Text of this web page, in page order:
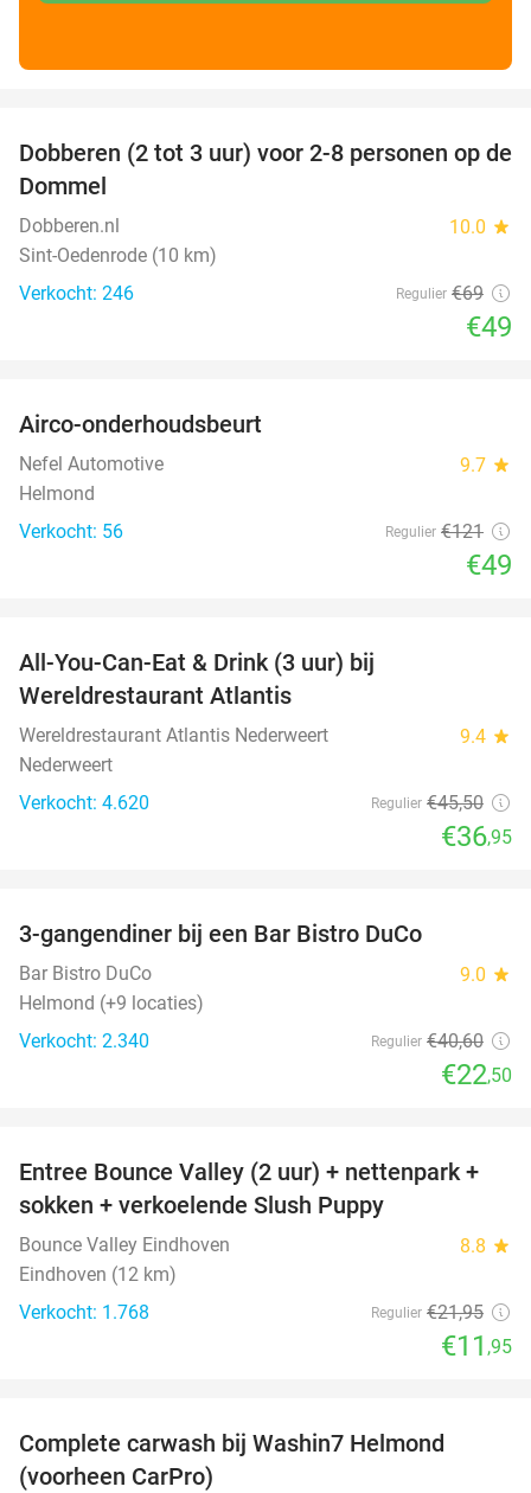
29%
Dobberen (2 tot 3 uur) voor 2-8 personen op de
Dommel
Dobberen.nl 10.0 star
Sint-Oedenrode (10 km)
Verkocht: 246
Regulier €69
€49
Airco-onderhoudsbeurt
Nefel Automotive 9.7 star
Helmond
Verkocht: 56
Regulier €121
€49
All-You-Can-Eat & Drink (3 uur) bij
Wereldrestaurant Atlantis
Wereldrestaurant Atlantis Nederweert 9.4 star
Nederweert
Verkocht: 4.620
Regulier €45,50
€36,95
3-gangendiner bij een Bar Bistro DuCo
Bar Bistro DuCo 9.0 star
Helmond (+9 locaties)
Verkocht: 2.340
Regulier €40,60
€22,50
46%
Entree Bounce Valley (2 uur) + nettenpark +
sokken + verkoelende Slush Puppy
Bounce Valley Eindhoven 8.8 star
Eindhoven (12 km)
Verkocht: 1.768
Regulier €21,95
€11 ,95
Complete carwash bij Washin7 Helmond
(voorheen CarPro)